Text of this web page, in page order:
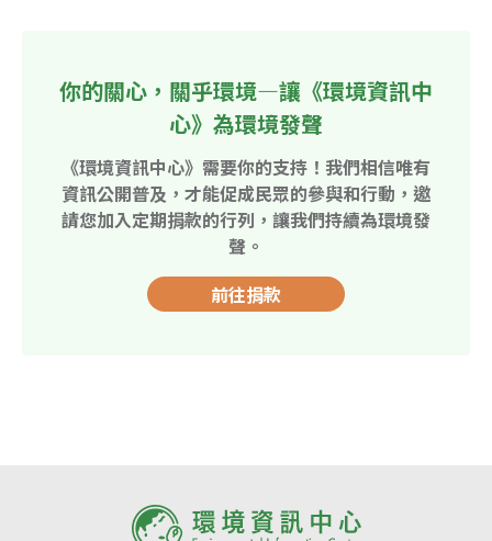
你的關心，關乎環境—讓《環境資訊中
心》為環境發聲
《環境資訊中心》需要你的支持！我們相信唯有
資訊公開普及，才能促成民眾的參與和行動，邀
請您加入定期捐款的行列，讓我們持續為環境發
聲。
前往捐款